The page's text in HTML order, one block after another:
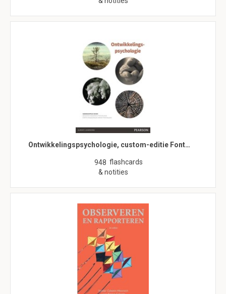
Ontwikkelingspsychologie, custom-editie Font…
948 flashcards
& notities